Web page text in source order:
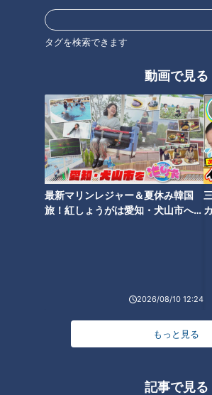
タグを検索できます
動画で見る
最新マリンレジャー＆夏休み韓国
旅！紅しょうがは愛知・犬山市へ
2026/08/10 12:24
もっと見る
記事で見る
オススメ関連コンテンツ
根尾昂ついに投手に本格転向
へ！立浪ドラゴンズ夢の“起爆
剤”その行方
“投手・根
監督が明
いきたい
中日・清水達也、目指すは憧れ
続けるクローザー！“ライデルが
新外国人
さがドラ
か！